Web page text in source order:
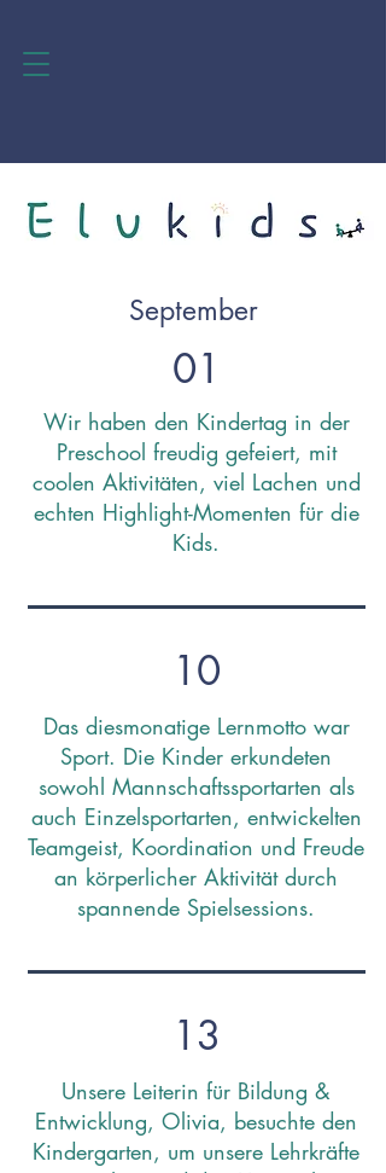
September
01
Wir haben den Kindertag in der
Preschool freudig gefeiert, mit
coolen Aktivitäten, viel Lachen und
echten Highlight-Momenten für die
Kids.
10
Das diesmonatige Lernmotto war
Sport. Die Kinder erkundeten
sowohl Mannschaftssportarten als
auch Einzelsportarten, entwickelten
Teamgeist, Koordination und Freude
an körperlicher Aktivität durch
spannende Spielsessions.
13
Unsere Leiterin für Bildung &
Entwicklung, Olivia, besuchte den
Kindergarten, um unsere Lehrkräfte